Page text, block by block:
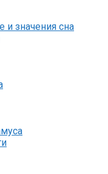
и значения сна